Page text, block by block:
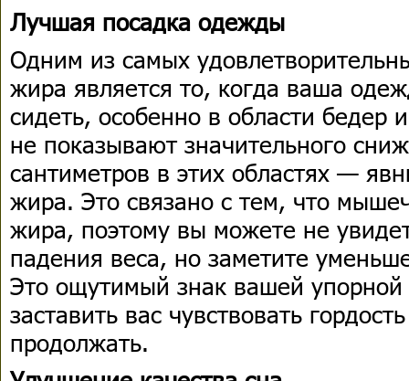
Лучшая посадка одежды
Одним из самых
жира является то, когда ваша
сидеть, особенно в области бедер
не показывают значительного
сантиметров в этих областях —
жира. Это связано с тем, что
жира, поэтому вы можете не
падения веса, но заметите
Это ощутимый знак вашей
заставить вас чувствовать
продолжать.